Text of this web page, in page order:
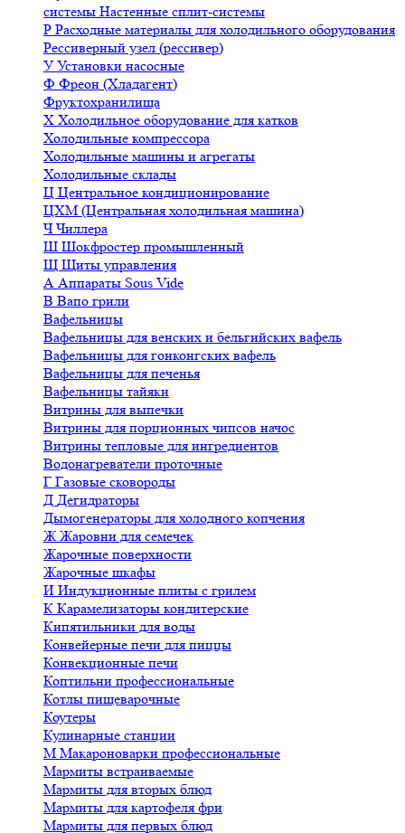
системы Настенные сплит-системы
Р Расходные материалы для холодильного оборудования
Рессиверный узел (рессивер)
У Установки насосные
Ф Фреон (Хладагент)
Фруктохранилища
Х Холодильное оборудование для катков
Холодильные компрессора
Холодильные машины и агрегаты
Холодильные склады
Ц Центральное кондиционирование
ЦХМ (Центральная холодильная машина)
ЧЧиллера
Ш Шокфростер промышленный
Щ Щиты управления
А Аппараты Sous Vide
В Вапо грили
Вафельницы
Вафельницы для венских и бельгийских вафель
Вафельницы для гонконгских вафель
Вафельницы для печенья
Вафельницы тайяки
Витрины для выпечки
Витрины для порционных чипсов начос
Витрины тепловые для ингредиентов
Водонагреватели проточные
Г Газовые сковороды
Д Дегидраторы
Дымогенераторы для холодного копчения
ЖЖаровни для семечек
Жарочные поверхности
Жарочные шкафы
И Индукционные плиты с грилем
К Карамелизаторы кондитерские
Кипятильники для воды
Конвейерные печи для пиццы
Конвекционные печи
Коптильни профессиональные
Котлы пищеварочные
Коутеры
Кулинарные станции
М Макароноварки профессиональные
Мармиты встраиваемые
Мармиты для вторых блюд
Мармиты для картофеля фри
Мармиты для первых блюд